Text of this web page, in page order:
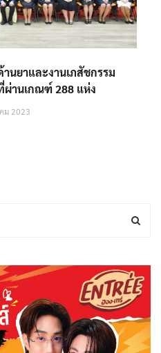
ยาและงานเภสัชกรรม
ผ่านเกณฑ์ 288 แห่ง
ม 2023